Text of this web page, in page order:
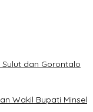
Sulut dan Gorontalo
Wakil Bupati Minsel